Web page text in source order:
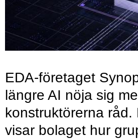
EDA-företaget
längre AI nöja sig
konstruktörerna råd.
visar bolaget hur